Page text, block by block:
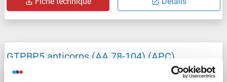
GTPBP5 anticorps (AA 78-104) (APC)
GTPBP5
Hôte: Lapin